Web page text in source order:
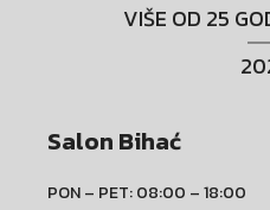
VIŠE OD 25
Salon Bihać
PON – PET: 08:00 – 18:00